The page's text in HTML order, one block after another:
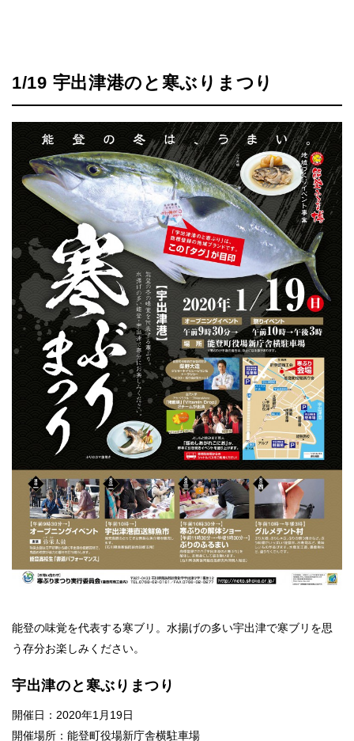
1/19 宇出津港のと寒ぶりまつり
能登の味覚を代表する寒ブリ。水揚げの多い宇出津で寒ブリを思
う存分お楽しみください。
宇出津のと寒ぶりまつり
開催日：2020年1月19日
開催場所：能登町役場新庁舎横駐車場